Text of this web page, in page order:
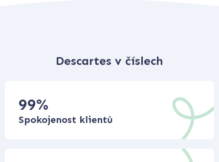
Descartes v číslech
99%
Spokojenost klientů